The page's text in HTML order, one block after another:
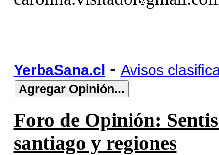
YerbaSana.cl - Avisos
Foro de Opinión:
santiago y regiones